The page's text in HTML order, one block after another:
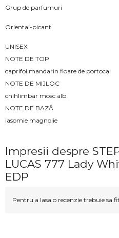
Grup de parfumuri
Oriental-picant.
UNISEX
NOTE DE TOP
caprifoi mandarin floare de portocal
NOTE DE MIJLOC
chihlimbar mosc alb
NOTE DE BAZĂ
iasomie magnolie
Impresii despre
LUCAS 777 Lady
EDP
Pentru a lasa o recenzie trebuie sa